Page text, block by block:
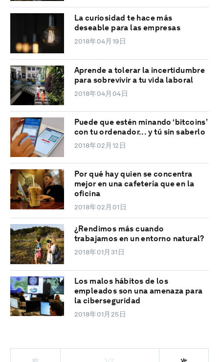
La curiosidad te hace más
deseable para las empresas
2018年04月19日
Aprende a tolerar la incertidumbre
para sobrevivir a tu vida laboral
2018年04月04日
Puede que estén minando ‘bitcoins’
con tu ordenador... y tú sin saberlo
2018年02月12日
Por qué hay quien se concentra
mejor en una cafetería que en la
oficina
2018年02月01日
¿Rendimos más cuando
trabajamos en un entorno natural?
2018年01月31日
Los malos hábitos de los
empleados son una amenaza para
la ciberseguridad
2018年01月25日